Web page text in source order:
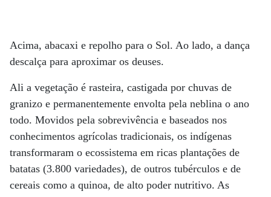
Acima, abacaxi e repolho para o Sol. Ao lado, a dança
descalça para aproximar os deuses.
Ali a vegetação é rasteira, castigada por chuvas de
granizo e permanentemente envolta pela neblina o ano
todo. Movidos pela sobrevivência e baseados nos
conhecimentos agrícolas tradicionais, os indígenas
transformaram o ecossistema em ricas plantações de
batatas (3.800 variedades), de outros tubérculos e de
cereais como a quinoa, de alto poder nutritivo. As